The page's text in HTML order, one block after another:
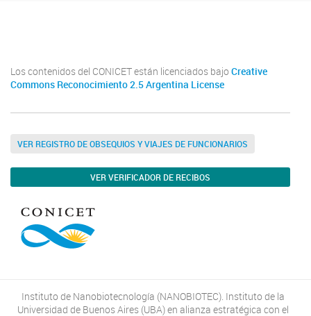
Los contenidos del CONICET están licenciados bajo Creative
Commons Reconocimiento 2.5 Argentina License
VER REGISTRO DE OBSEQUIOS Y VIAJES DE FUNCIONARIOS
VER VERIFICADOR DE RECIBOS
Instituto de Nanobiotecnología (NANOBIOTEC). Instituto de la
Universidad de Buenos Aires (UBA) en alianza estratégica con el